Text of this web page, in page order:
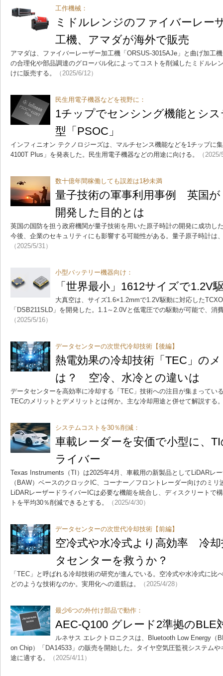
工作機械：
ミドルレンジのファイバーレー
工機、アマダが海外で販売
アマダは、ファイバーレーザー加工機「ORSUS-3015AJe」と曲げ加工
の合理化や部品調達のグローバル化によってコストを削減したミドルレ
けに販売する。
（2025/6/12）
民生用電子機器などを視野に：
1チップでセンシング機能とシ
型「PSOC」
インフィニオン テクノロジーズは、マルチセンス機能などを1チップに
4100T Plus」を発表した。民生用電子機器などの用途に向ける。
（
数十億年間稼働しても誤差は1秒未満
量子技術の軍事利用事例 英国が
開発した目的とは
英国の国防を担う政府機関が量子技術を用いた原子時計の開発に成功し
今後、企業のセキュリティにも影響する可能性がある。量子原子時計は
（2025/5/31）
小型バッテリー機器向け：
「世界最小」1612サイズで1.2V
大真空は、サイズ1.6×1.2mmで1.2V駆動に対応した
「DSB211SLD」を開発した。1.1～2.0Vと低電圧での駆動が可能で、消
（2025/5/16）
データセンターの次世代冷却技術【後編】
熱電効果の冷却技術「TEC」の
は？ 空冷、水冷との違いは
データセンターを高効率に冷却する「TEC」技術への注目が集まってい
TECのメリットとデメリットとは何か。主な冷却用途と併せて解説する
システムコストを30％削減：
車載レーダーを安価で小型に、
ライバー
Texas Instruments（TI）は2025年4月、車載用の新製品としてLiDARレ
（BAW）ベースのクロックIC、コーナー／フロントレーダー向けのミ
LiDARレーザードライバーICは必要な機能を統合し、ディスクリートで
トを平均30％削減できるとする。
（2025/4/30）
データセンターの次世代冷却技術【前編】
空冷式や水冷式より高効率 冷却
タセンターを救うか？
「TEC」と呼ばれる冷却技術の研究が進んでいる。空冷式や水冷式に比
どのような技術なのか。実用化への道筋は。
（2025/4/28）
最少6つの外付け部品で動作：
AEC-Q100 グレード2準拠のBLE
ルネサス エレクトロニクスは、Bluetooth Low Energy（
on Chip）「DA14533」の販売を開始した。タイヤ空気圧監視システム
途に適する。
（2025/4/11）